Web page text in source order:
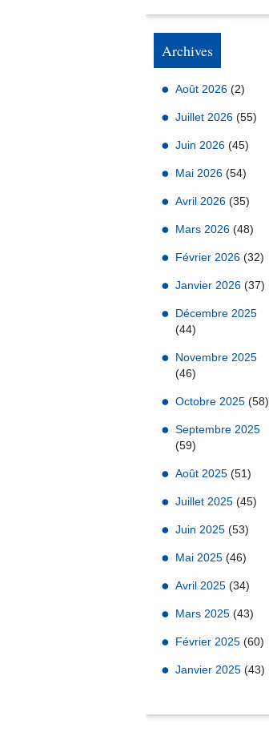
Archives
Août 2026 (2)
Juillet 2026 (55)
Juin 2026 (45)
Mai 2026 (54)
Avril 2026 (35)
Mars 2026 (48)
Février 2026 (32)
Janvier 2026 (37)
Décembre 2025
(44)
Novembre 2025
(46)
Octobre 2025 (58)
Septembre 2025
(59)
Août 2025 (51)
Juillet 2025 (45)
Juin 2025 (53)
Mai 2025 (46)
Avril 2025 (34)
Mars 2025 (43)
Février 2025 (60)
Janvier 2025 (43)